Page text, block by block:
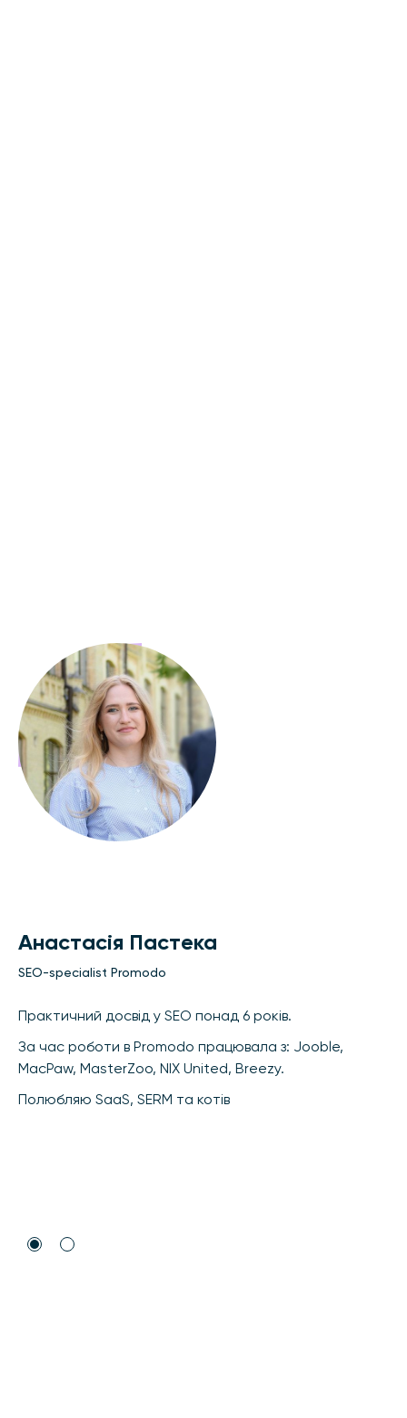
Анастасія Пастека
SEO-specialist Promodo
Практичний досвід у SEO понад 6 років.
За час роботи в Promodo працювала з: Jooble,
MacPaw, MasterZoo, NIX United, Breezy.
Полюбляю SaaS, SERM та котів